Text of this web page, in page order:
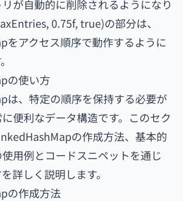
が自動的に削除されるようになり
0.75f, true)の部分は、
をアクセス順序で動作するように
の使い方
は、特定の順序を保持する必要が
便利なデータ構造です。このセク
の作成方法、基本的
用例とコードスニペットを通じ
詳しく説明します。
の作成方法